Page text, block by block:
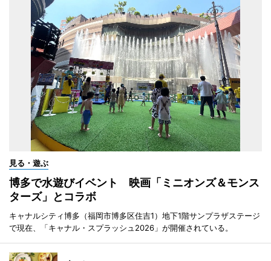
見る・遊ぶ
博多で水遊びイベント 映画「ミニオンズ＆モンス
ターズ」とコラボ
キャナルシティ博多（福岡市博多区住吉1）地下1階サンプラザステージ
で現在、「キャナル・スプラッシュ2026」が開催されている。